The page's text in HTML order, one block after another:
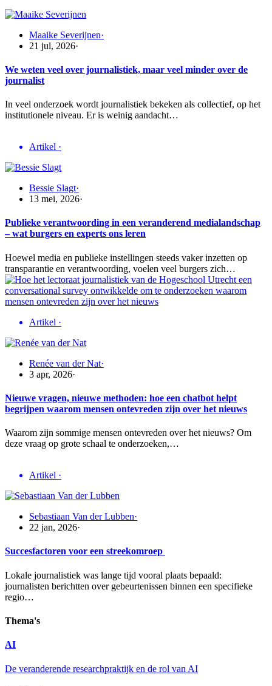
Maaike Severijnen·
21 jul, 2026·
We weten veel over journalistiek, maar veel minder over de
journalist
In veel onderzoek wordt journalistiek bekeken als collectief, op het
institutionele niveau. Er is weinig aandacht…
Artikel ·
Bessie Slagt·
13 mei, 2026·
Publieke verantwoording in een veranderend medialandschap
– wat burgers en experts ons leren
Hoewel media en publieke instellingen steeds vaker inzetten op
transparantie en verantwoording, voelen veel burgers zich…
Artikel ·
Renée van der Nat·
3 apr, 2026·
Nieuwe vragen, nieuwe methoden: hoe een chatbot helpt
begrijpen waarom mensen ontevreden zijn over het nieuws
Waarom zijn sommige mensen ontevreden over het nieuws? Om
deze vraag op grote schaal te onderzoeken,…
Artikel ·
Sebastiaan Van der Lubben·
22 jan, 2026·
Succesfactoren voor een streekomroep
Lokale journalistiek was lange tijd vooral plaats bepaald:
journalisten berichtten over gebeurtenissen binnen een specifieke
regio…
Thema's
AI
De veranderende researchpraktijk en de rol van AI